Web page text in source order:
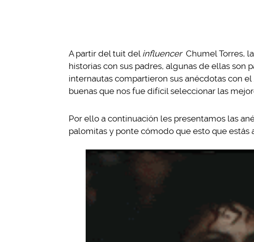
A partir del tuit del influencer Chumel Torres,
historias con sus padres, algunas de ellas son
internautas compartieron sus anécdotas con el
buenas que nos fue difícil seleccionar las
Por ello a continuación les presentamos las
palomitas y ponte cómodo que esto que estás